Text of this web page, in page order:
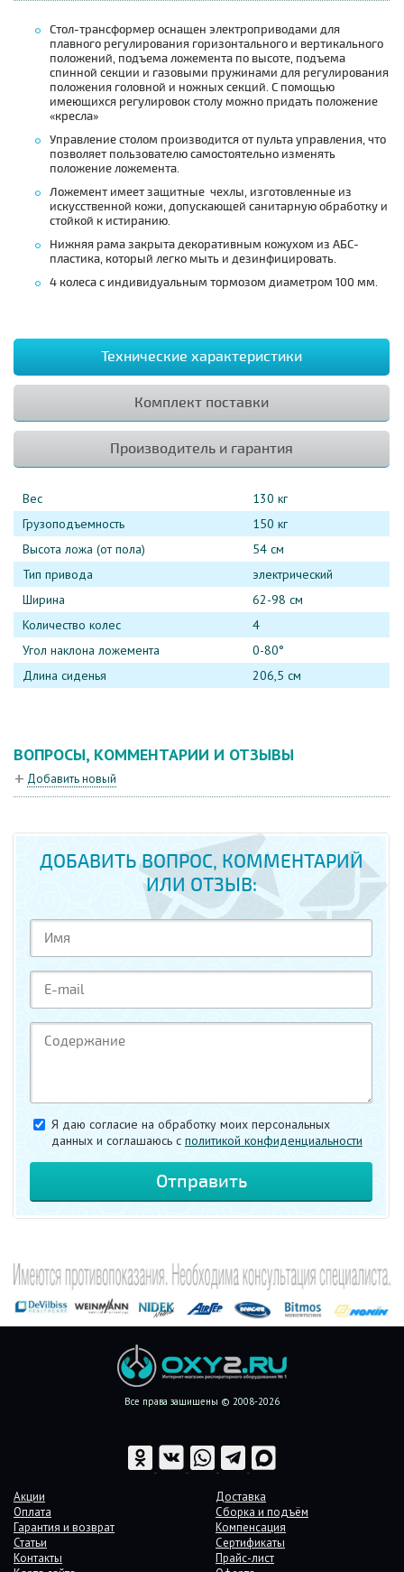
Стол-трансформер оснащен электроприводами для
плавного регулирования горизонтального и вертикального
положений, подъема ложемента по высоте, подъема
спинной секции и газовыми пружинами для регулирования
положения головной и ножных секций. С помощью
имеющихся регулировок столу можно придать положение
«кресла»
Управление столом производится от пульта управления, что
позволяет пользователю самостоятельно изменять
положение ложемента.
Ложемент имеет защитные чехлы, изготовленные из
искусственной кожи, допускающей санитарную обработку и
стойкой к истиранию.
Нижняя рама закрыта декоративным кожухом из АБС-
пластика, который легко мыть и дезинфицировать.
4 колеса с индивидуальным тормозом диаметром 100 мм.
Технические характеристики
Комплект поставки
Производитель и гарантия
Вес
130 кг
Грузоподъемность
150 кг
Высота ложа (от пола)
54 см
Тип привода
электрический
Ширина
62-98 см
Количество колес
4
Угол наклона ложемента
0-80°
Длина сиденья
206,5 см
ВОПРОСЫ, КОММЕНТАРИИ И ОТЗЫВЫ
Добавить новый
ДОБАВИТЬ ВОПРОС, КОММЕНТАРИЙ
ИЛИ ОТЗЫВ:
Я даю согласие на обработку моих персональных
данных и соглашаюсь c политикой конфиденциальности
Все права защищены © 2008-2026
Акции
Доставка
Оплата
Сборка и подъём
Гарантия и возврат
Компенсация
Статьи
Сертификаты
Контакты
Прайс-лист